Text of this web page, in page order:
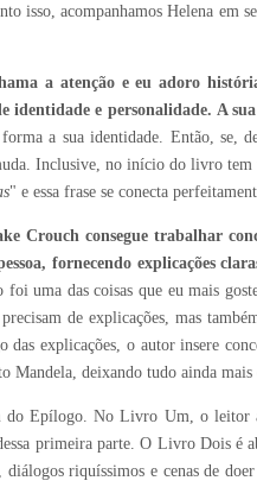
isso, acompanhamos Helena em
a atenção e eu adoro
identidade e personalidade. A
a sua identidade. Então, se,
Inclusive, no início do livro
" e essa frase se conecta
Crouch consegue trabalhar
fornecendo explicações
foi uma das coisas que eu mais
de explicações, mas
explicações, o autor insere
Mandela, deixando tudo ainda mais
Epílogo. No Livro Um, o leitor
primeira parte. O Livro Dois é
riquíssimos e cenas de doer